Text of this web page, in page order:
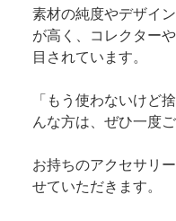
素材の純度やデザイ
が高く、コレクター
目されています。
「もう使わないけど
んな方は、ぜひ一度
お持ちのアクセサリ
せていただきます。